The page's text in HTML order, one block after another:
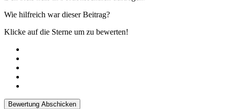
Wie hilfreich war dieser Beitrag?
Klicke auf die Sterne um zu bewerten!
Bewertung Abschicken